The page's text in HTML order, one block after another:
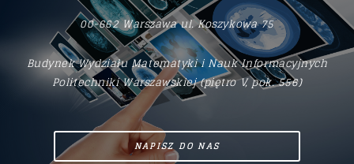
00-662 Warszawaul. Koszykowa 75
Budynek Wydziału Matematyki i Nauk Informacyjnych
Politechniki Warszawskiej (piętro V, pok. 556)
NAPISZ DO NAS